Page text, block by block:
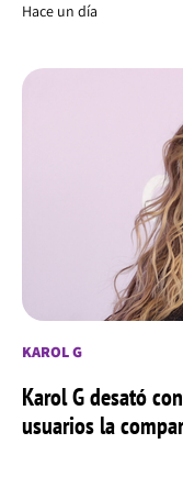
Hace un día
KAROL G
Karol G desató
usuarios la